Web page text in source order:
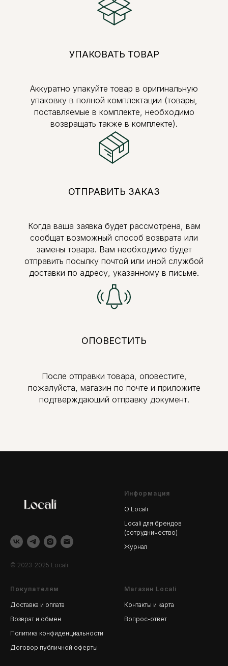
УПАКОВАТЬ ТОВАР
Аккуратно упакуйте товар в оригинальную
упаковку в полной комплектации (товары,
поставляемые в комплекте, необходимо
возвращать также в комплекте).
ОТПРАВИТЬ ЗАКАЗ
Когда ваша заявка будет рассмотрена, вам
сообщат возможный способ возврата или
замены товара. Вам необходимо будет
отправить посылку почтой или иной службой
доставки по адресу, указанному в письме.
ОПОВЕСТИТЬ
После отправки товара, оповестите,
пожалуйста, магазин по почте и приложите
подтверждающий отправку документ.
© 2023-2025 Locali
Информация
О Locali
Locali для брендов
(сотрудничество)
Журнал
Покупателям
Доставка и оплата
Возврат и обмен
Политика конфиденциальности
Договор публичной оферты
Магазин Locali
Контакты и карта
Вопрос-ответ